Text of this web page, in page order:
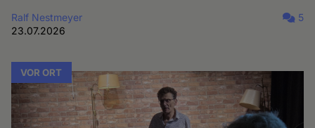
Ralf Nestmeyer
23.07.2026
5
VOR ORT